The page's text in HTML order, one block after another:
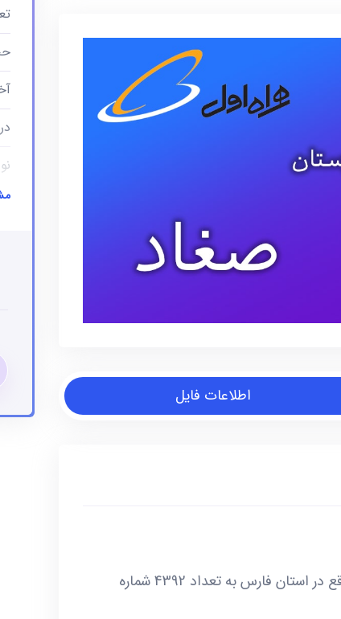
اطلاعات فایل
خرید و دانلود بانک شماره موبایل شهرستان صغاد واقع در استان فارس به تعداد 4392 شماره